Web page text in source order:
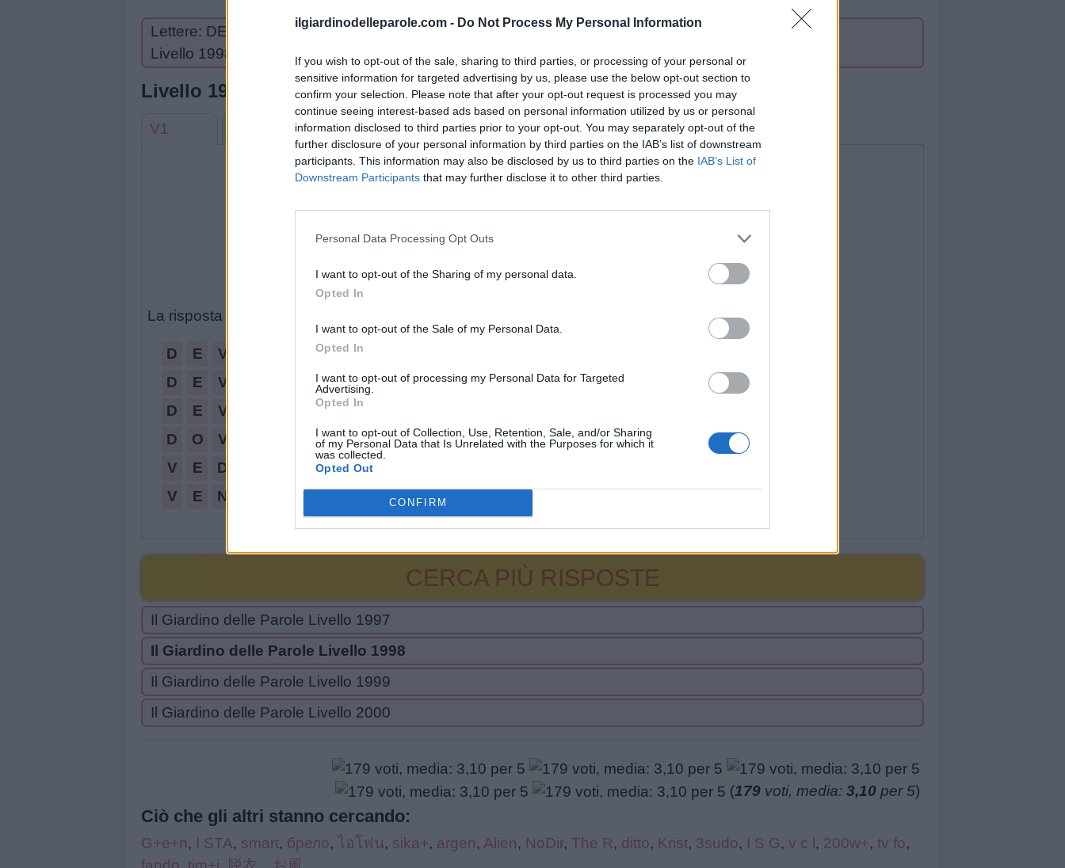
ilgiardinodelleparole.com - Do Not Process My Personal Information
If you wish to opt-out of the sale, sharing to third parties, or processing of your personal or
sensitive information for targeted advertising by us, please use the below opt-out section to
confirm your selection. Please note that after your opt-out request is processed you may
continue seeing interest-based ads based on personal information utilized by us or personal
information disclosed to third parties prior to your opt-out. You may separately opt-out of the
further disclosure of your personal information by third parties on the IAB’s list of downstream
participants. This information may also be disclosed by us to third parties on the IAB’s List of
Downstream Participants that may further disclose it to other third parties.
Personal Data Processing Opt Outs
I want to opt-out of the Sharing of my personal data.
Opted In
I want to opt-out of the Sale of my Personal Data.
Opted In
I want to opt-out of processing my Personal Data for Targeted
Advertising.
Opted In
I want to opt-out of Collection, Use, Retention, Sale, and/or Sharing
of my Personal Data that Is Unrelated with the Purposes for which it
was collected.
Opted Out
CONFIRM
Lettere: DEVONO
Livello 1998
Livello 1998
V1
V E N D O
V
O
La risposta a questo puzzle è:
D E V
D
E V
D
E V
D
O V
V
E D
V
E N
CERCA PIÙ RISPOSTE
Il Giardino delle Parole Livello 1997
Il Giardino delle Parole Livello 1998
Il Giardino delle Parole Livello 1999
Il Giardino delle Parole Livello 2000
(179 voti, media: 3,10 per 5)
Ciò che gli altri stanno cercando:
G+e+n, I STA, smart, брело, ไอโฟน, sika+, argen, Alien, NoDir, The R, ditto, Krist, 3sudo, I S G, v c l, 200w+, tv fo,